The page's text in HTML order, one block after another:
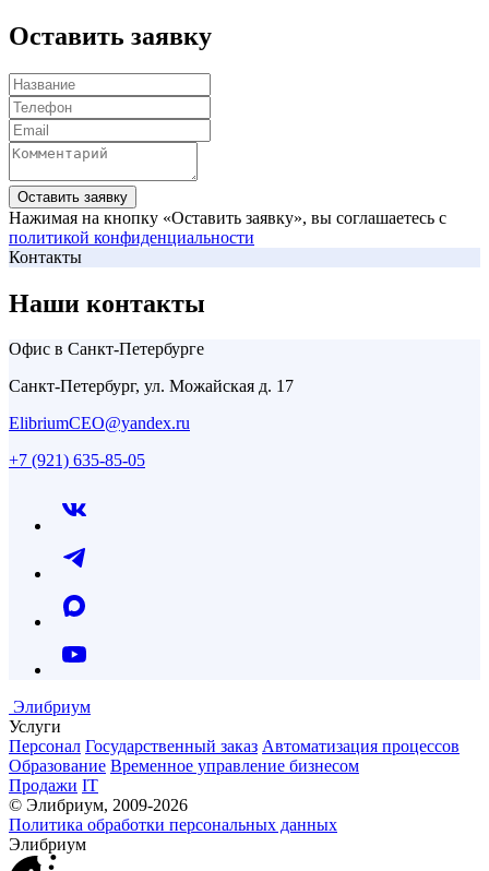
Оставить заявку
Оставить заявку
Нажимая на кнопку «Оставить заявку», вы соглашаетесь с
политикой конфиденциальности
Контакты
Наши контакты
Офис в Санкт-Петербурге
Санкт-Петербург, ул. Можайская д. 17
ElibriumCEO@yandex.ru
+7 (921) 635-85-05
Элибриум
Услуги
Персонал Государственный заказ Автоматизация процессов
Образование Временное управление бизнесом
Продажи IT
© Элибриум, 2009-2026
Политика обработки персональных данных
Элибриум